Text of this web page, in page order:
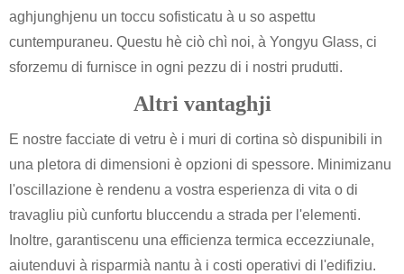
aghjunghjenu un toccu sofisticatu à u so aspettu
cuntempuraneu. Questu hè ciò chì noi, à Yongyu Glass, ci
sforzemu di furnisce in ogni pezzu di i nostri prudutti.
Altri vantaghji
E nostre facciate di vetru è i muri di cortina sò dispunibili in
una pletora di dimensioni è opzioni di spessore. Minimizanu
l'oscillazione è rendenu a vostra esperienza di vita o di
travagliu più cunfortu bluccendu a strada per l'elementi.
Inoltre, garantiscenu una efficienza termica eccezziunale,
aiutenduvi à risparmià nantu à i costi operativi di l'edifiziu.